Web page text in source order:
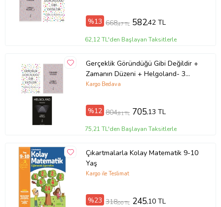
%13 668,47 TL 582,42 TL
62,12 TL'den Başlayan Taksitlerle
Gerçeklik Göründüğü Gibi Değildir +
Zamanın Düzeni + Helgoland- 3
Kitap Set - Iş Bankası Özel Set
Kargo Bedava
%12 804,81 TL 705,13 TL
75,21 TL'den Başlayan Taksitlerle
Çıkartmalarla Kolay Matematik 9-10
Yaş
Kargo ile Teslimat
%23 318,00 TL 245,10 TL